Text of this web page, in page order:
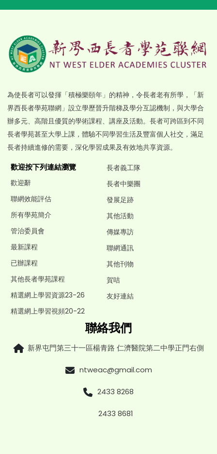
為使長者可以發揮「積極樂頤年」的精神，令長者老有所學，「新
界西長者學苑聯網」設立學歷晉升階梯及學分互認機制，與大學合
辦多元、高階且優質的學術課程、講座及活動。長者可跨區到不同
長者學苑甚至大學上課，體驗不同學習生活及豐富個人社交，滿足
長者持續進修的需要，深化學習成果及有效地共享資源。
歡迎按下列連結瀏覽
歡迎辭
聯網效能評估
所有學苑簡介
管治委員會
最新課程
已辦課程
其他長者學苑課程
精選網上學習資源23-26
精選網上學習視頻20-22
長者義工隊
長者中樂團
發展足跡
其他活動
傳媒專訪
聯網通訊
其他刊物
賀咭
友好連結
聯絡我們
新界屯門第三十一區楊青路 仁濟醫院第二中學正門右側
ntweac@gmail.com
2433 8268
2433 8681